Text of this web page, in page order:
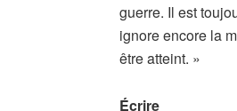
guerre. Il est
ignore encore la
être atteint. »
Écrire